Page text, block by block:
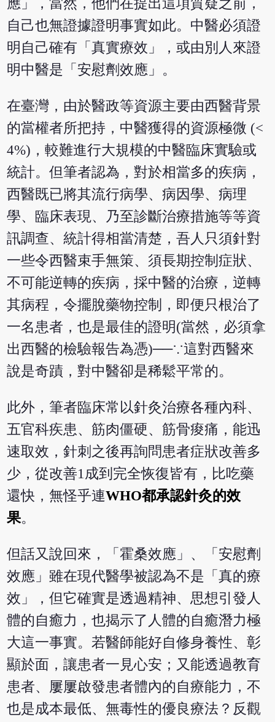
應」，當然，他們在提出這項質疑之前，
自己也無證據證明事實如此。中醫必須證
明自己確有「真實療效」，或由別人來證
明中醫是「安慰劑效應」。
在臺灣，由於醫政等資源主要由西醫背景
的當權者所把持，中醫獲得的資源極微 (<
4%)，較難進行大規模的中醫臨床實驗或
統計。但筆者認為，對於相當多的疾病，
西醫既已將其流行病學、病因學、病理
學、臨床表現、乃至診斷治療措施等等資
訊調查、統計得相當清楚，吾人只須針對
一些令西醫束手無策、須長期控制症狀、
不可能逆轉的疾病，採中醫的治療，逆轉
其病程，令擺脫藥物控制，即便只根治了
一名患者，也是最佳的證明(當然，必須拿
出西醫的檢驗報告為憑)──∵這對西醫來
說是奇蹟，對中醫卻是稀鬆平常的。
此外，筆者臨床常以針灸治療各種內科、
五官科疾患、筋肉僵硬、筋骨痠痛，能迅
速取效，針刺之後再詢問患者症狀改善多
少，從改善1成到完全恢復皆有，比吃藥
還快，無怪乎連WHO都承認針灸的效
果。
但話又說回來，「霍桑效應」、「安慰劑
效應」雖在現代醫學被認為不是「真的療
效」，但它確實是透過精神、思想引發人
體的自癒力，也揭示了人體的自癒潛力極
大這一事實。若醫師能好自修身養性、彰
顯於面，讓患者一見心安；又能透過教育
患者、屢屢啟發患者體內的自療能力，不
也是成本最低、無毒性的優良療法？ 反觀